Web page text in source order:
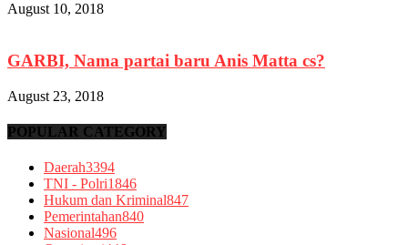
August 10, 2018
GARBI, Nama partai baru Anis Matta cs?
August 23, 2018
POPULAR CATEGORY
Daerah3394
TNI - Polri1846
Hukum dan Kriminal847
Pemerintahan840
Nasional496